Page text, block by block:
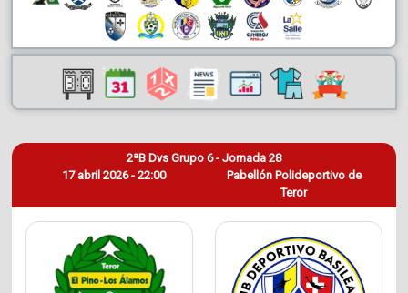
17 abril 2026 - 22:00
2ªB Dvs Grupo 6 - Jornada 28
Pabellón Polideportivo de
Teror